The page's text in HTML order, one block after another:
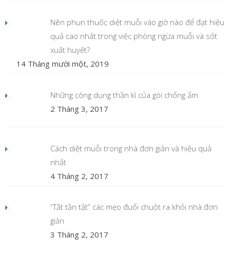
Nên phun thuốc diệt muỗi vào giờ nào để đạt hiệu
quả cao nhất trong việc phòng ngừa muỗi và sốt
xuất huyết?
14 Tháng mười một, 2019
Những công dụng thần kì của gói chống ẩm
2 Tháng 3, 2017
Cách diệt muỗi trong nhà đơn giản và hiệu quả
nhất
4 Tháng 2, 2017
“Tất tần tật” các mẹo đuổi chuột ra khỏi nhà đơn
giản
3 Tháng 2, 2017